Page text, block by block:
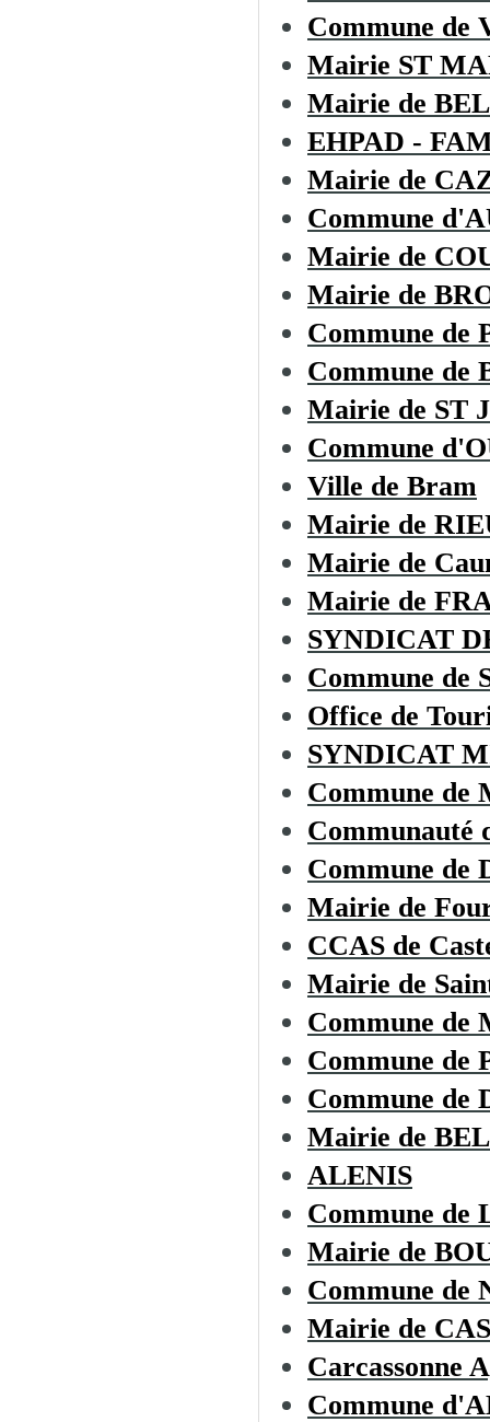
Commune
Mairie ST
Mairie de
EHPAD -
Mairie de
Commune
Mairie de
Mairie de
Commune de
Commune de
Mairie de ST
Commune
Ville de Bram
Mairie de
Mairie de
Mairie de
SYNDICAT
Commune de
Office de
SYNDICAT
Commune de
Communauté
Commune de
Mairie de
CCAS de
Mairie de
Commune de
Commune de
Commune de
Mairie de
ALENIS
Commune de
Mairie de
Commune de
Mairie de
Carcassonne
Commune